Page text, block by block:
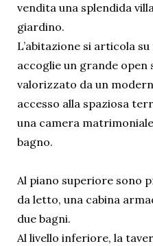
vendita una splendida
giardino.
L’abitazione si articola
accoglie un grande
valorizzato da un
accesso alla spaziosa
una camera
bagno.
Al piano superiore sono
da letto, una cabina
due bagni.
Al livello inferiore, la